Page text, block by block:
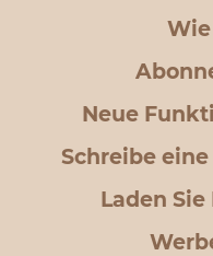
Neue
Schreibe
Laden